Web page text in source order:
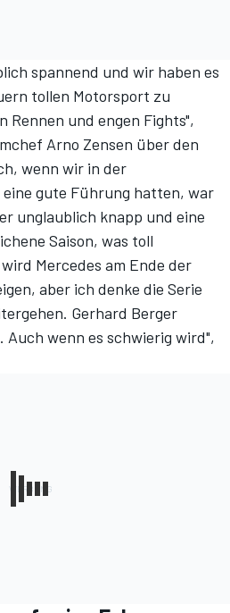
spannend und wir haben es
tollen Motorsport zu
Rennen und engen Fights",
Arno Zensen über den
wenn wir in der
gute Führung hatten, war
unglaublich knapp und eine
Saison, was toll
Mercedes am Ende der
aber ich denke die Serie
Gerhard Berger
wenn es schwierig wird",